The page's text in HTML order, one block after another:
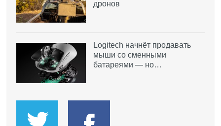
дронов
Logitech начнёт продавать
мыши со сменными
батареями — но…